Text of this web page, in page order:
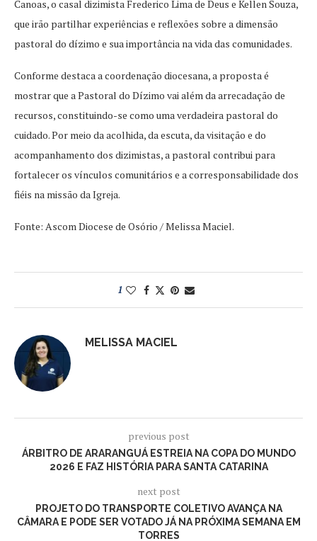
Canoas, o casal dizimista Frederico Lima de Deus e Kellen Souza,
que irão partilhar experiências e reflexões sobre a dimensão
pastoral do dízimo e sua importância na vida das comunidades.
Conforme destaca a coordenação diocesana, a proposta é
mostrar que a Pastoral do Dízimo vai além da arrecadação de
recursos, constituindo-se como uma verdadeira pastoral do
cuidado. Por meio da acolhida, da escuta, da visitação e do
acompanhamento dos dizimistas, a pastoral contribui para
fortalecer os vínculos comunitários e a corresponsabilidade dos
fiéis na missão da Igreja.
Fonte: Ascom Diocese de Osório / Melissa Maciel.
1
MELISSA MACIEL
previous post
ÁRBITRO DE ARARANGUÁ ESTREIA NA COPA DO MUNDO
2026 E FAZ HISTÓRIA PARA SANTA CATARINA
next post
PROJETO DO TRANSPORTE COLETIVO AVANÇA NA
CÂMARA E PODE SER VOTADO JÁ NA PRÓXIMA SEMANA EM
TORRES